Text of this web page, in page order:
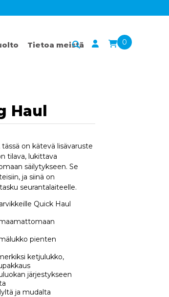
Tietoa meistä 0
Haul
on kätevä lisävaruste
tilava, lukittava
säilytykseen. Se
ja siinä on
seurantalaiteelle.
Quick Haul
pienten
ketjulukko,
järjestykseen
ja mudalta